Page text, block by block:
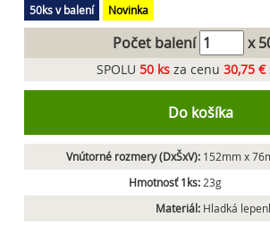
50ks v balení Novinka
Počet balení x
SPOLU 50 ks za cenu 30,75 €
Do košíka
Vnútorné rozmery (DxŠxV): 152mm x
Hmotnosť 1ks: 23g
Materiál: Hladká